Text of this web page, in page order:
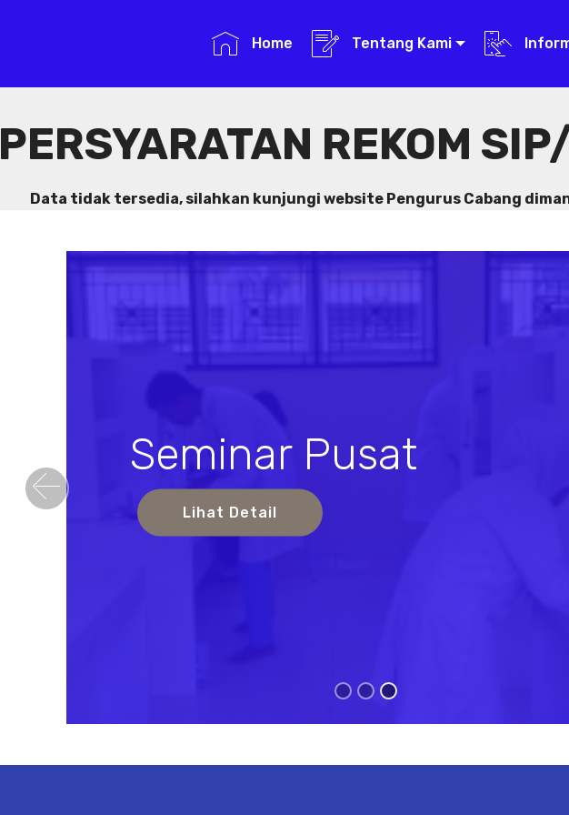
Home Tentang Kami
PERSYARATAN REKOM
Data tidak tersedia, silahkan kunjungi website Pengurus Cabang
Seminar Pusat
Lihat Detail
Previous